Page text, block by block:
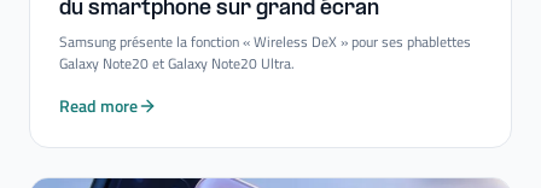
du smartphone sur grand écran
Samsung présente la fonction « Wireless DeX » pour ses phablettes
Galaxy Note20 et Galaxy Note20 Ultra.
Read more